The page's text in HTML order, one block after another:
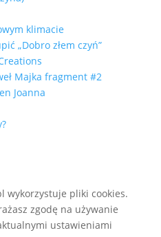
klimacie
„Dobro złem czyń”
Majka fragment #2
Joanna
wykorzystuje pliki cookies.
zgodę na używanie
ustawieniami